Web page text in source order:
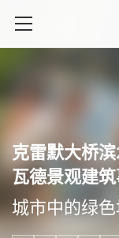
克雷默大桥
瓦德景观建
城市中的绿